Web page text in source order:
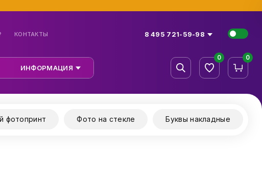
КОНТАКТЫ 8 495 721-59-98
ИНФОРМАЦИЯ
0 0
фотопринт Фото на стекле Буквы накладные